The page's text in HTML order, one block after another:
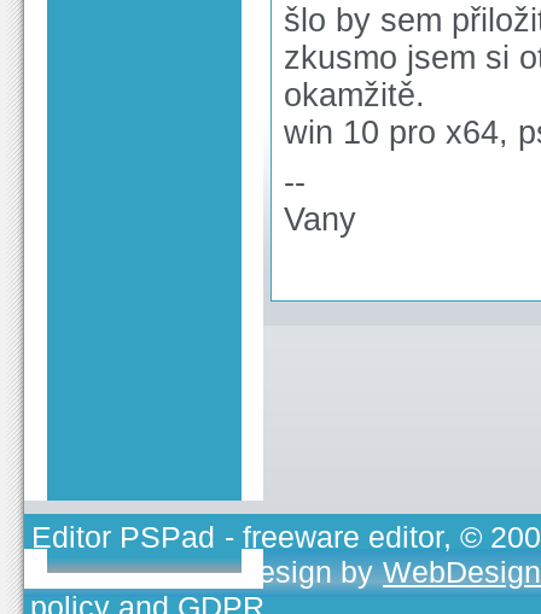
šlo by sem
zkusmo jsem si
okamžitě.
win 10 pro x64,
--
Vany
Editor PSPad - freeware editor, ©
TOJEONO.CZ, design by
policy and GDPR